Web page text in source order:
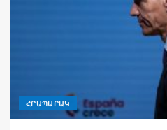
ՀՐԱՊԱՐԱԿ